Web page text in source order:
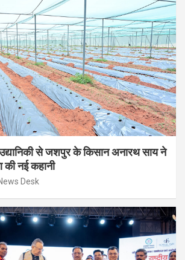
से जशपुर के किसान अनारथ साय ने
की नई कहानी
Desk